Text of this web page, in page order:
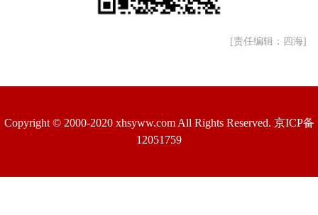
[责任编辑：四海]
Copyright © 2000-2020 xhsyww.com All Rights Reserved. 京ICP备
12051759